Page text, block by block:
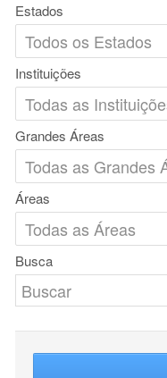
Estados
Instituições
Grandes Áreas
Áreas
Busca